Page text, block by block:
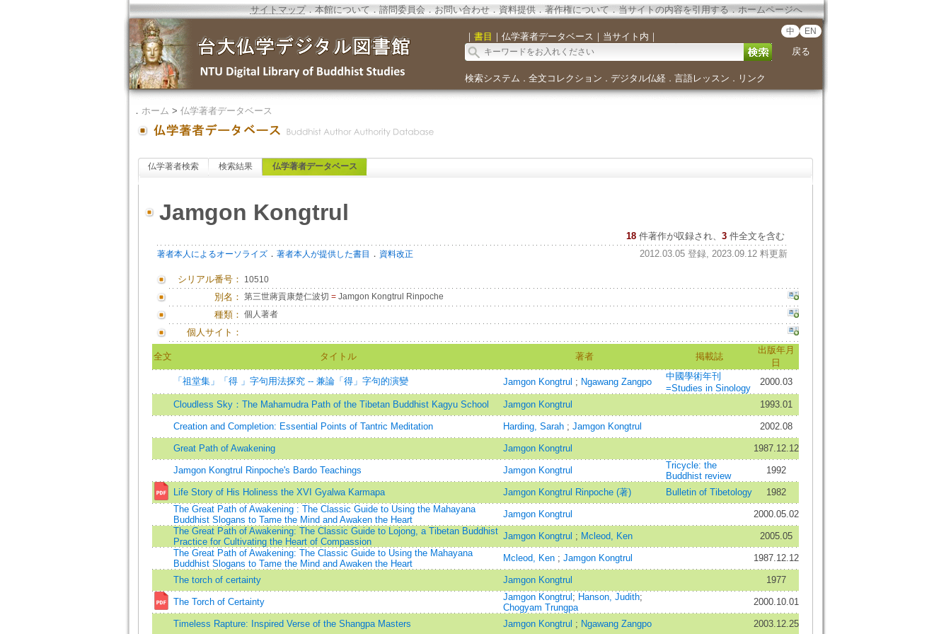
サイトマップ．本館について．諮問委員会． お問い合わせ． 資料提供．著作権について．当サイトの内容を引用する．ホームページへ
｜ 書目 ｜ 仏学著者データベース ｜ 当サイト内 ｜ 中 EN
戻る
検索システム ． 全文コレクション ． デジタル仏経． 言語レッスン ． リンク
． ホーム > 仏学著者データベース
仏学著者検索 検索結果 仏学著者データベース
Jamgon Kongtrul
18 件著作が収録され、 3件全文を含む
著者本人によるオーソライズ． 著者本人が提供した書目 ． 資料改正 2012.03.05 登録, 2023.09.12 料更新
シリアル番号： 10510
別名： 第三世蔣貢康楚仁波切 =Jamgon Kongtrul Rinpoche
種類： 個人著者
個人サイト：
全文 タイトル 著者 掲載誌
出版年月
日
「祖堂集」「得 」字句用法探究 -- 兼論「得」字句的演變
Jamgon Kongtrul ; Ngawang Zangpo
中國學術年刊
=Studies in Sinology
2000.03
Cloudless Sky：The Mahamudra Path of the Tibetan Buddhist Kagyu School Jamgon Kongtrul 1993.01
Creation and Completion: Essential Points of Tantric Meditation Harding, Sarah ; Jamgon Kongtrul 2002.08
Great Path of Awakening Jamgon Kongtrul 1987.12.12
Jamgon Kongtrul Rinpoche's Bardo Teachings Jamgon Kongtrul
Tricycle: the
Buddhist review
1992
Life Story of His Holiness the XVI Gyalwa Karmapa Jamgon Kongtrul Rinpoche (著) Bulletin of Tibetology
1982
The Great Path of Awakening : The Classic Guide to Using the Mahayana
Buddhist Slogans to Tame the Mind and Awaken the Heart
Jamgon Kongtrul
2000.05.02
The Great Path of Awakening: The Classic Guide to Lojong, a Tibetan Buddhist
Practice for Cultivating the Heart of Compassion
Jamgon Kongtrul ; Mcleod, Ken
2005.05
The Great Path of Awakening: The Classic Guide to Using the Mahayana
Buddhist Slogans to Tame the Mind and Awaken the Heart
Mcleod, Ken ; Jamgon Kongtrul 1987.12.12
The torch of certainty Jamgon Kongtrul 1977
The Torch of Certainty Jamgon Kongtrul ; Hanson, Judith;
Chogyam Trungpa
2000.10.01
Timeless Rapture: Inspired Verse of the Shangpa Masters Jamgon Kongtrul ; Ngawang Zangpo 2003.12.25